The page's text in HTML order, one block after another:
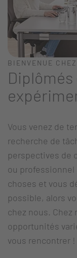
BIENVENUE
Vous venez de
recherche de
perspectives de
ou professionnel
choses et vous
possible, alors
chez nous.
opportunités
vous rencontrer !